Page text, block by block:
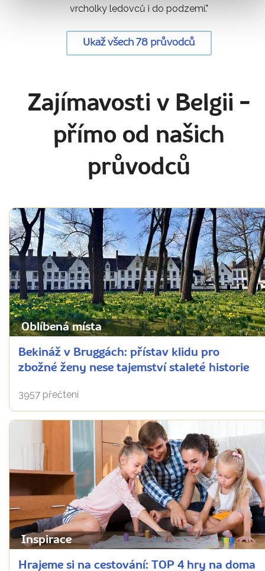
vrcholky ledovců i do podzemí."
Ukaž všech 78 průvodců
Zajímavosti v Belgii -
přímo od našich
průvodců
Oblíbená místa
Bekináž v Bruggách: přístav klidu pro
zbožné ženy nese tajemství staleté historie
3957 přečtení
Inspirace
Hrajeme si na cestování: TOP 4 hry na doma